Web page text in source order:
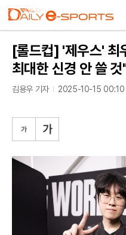
[롤드컵] '제우스' 최
최대한 신경 안 쓸 것
김용우 기자 2025-10-15 00:10